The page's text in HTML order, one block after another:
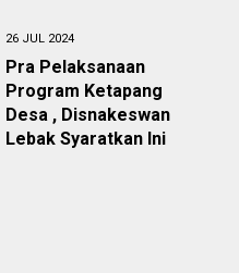
26 JUL 2024
Pra Pelaksanaan
Program Ketapang
Desa , Disnakeswan
Lebak Syaratkan Ini